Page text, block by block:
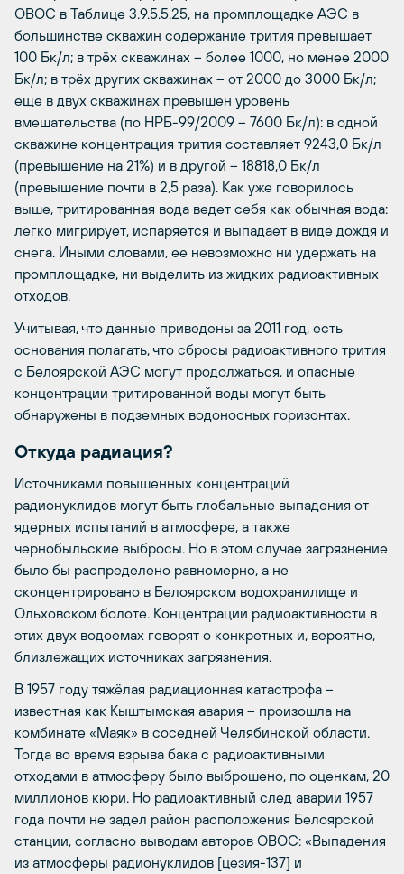
ОВОС в Таблице 3.9.5.5.25, на промплощадке АЭС в
большинстве скважин содержание трития превышает
100 Бк/л; в трёх скважинах – более 1000, но менее 2000
Бк/л; в трёх других скважинах – от 2000 до 3000 Бк/л;
еще в двух скважинах превышен уровень
вмешательства (по НРБ-99/2009 – 7600 Бк/л): в одной
скважине концентрация трития составляет 9243,0 Бк/л
(превышение на 21%) и в другой – 18818,0 Бк/л
(превышение почти в 2,5 раза). Как уже говорилось
выше, тритированная вода ведет себя как обычная вода:
легко мигрирует, испаряется и выпадает в виде дождя и
снега. Иными словами, ее невозможно ни удержать на
промплощадке, ни выделить из жидких радиоактивных
отходов.
Учитывая, что данные приведены за 2011 год, есть
основания полагать, что сбросы радиоактивного трития
с Белоярской АЭС могут продолжаться, и опасные
концентрации тритированной воды могут быть
обнаружены в подземных водоносных горизонтах.
Откуда радиация?
Источниками повышенных концентраций
радионуклидов могут быть глобальные выпадения от
ядерных испытаний в атмосфере, а также
чернобыльские выбросы. Но в этом случае загрязнение
было бы распределено равномерно, а не
сконцентрировано в Белоярском водохранилище и
Ольховском болоте. Концентрации радиоактивности в
этих двух водоемах говорят о конкретных и, вероятно,
близлежащих источниках загрязнения.
В 1957 году тяжёлая радиационная катастрофа –
известная как Кыштымская авария – произошла на
комбинате «Маяк» в соседней Челябинской области.
Тогда во время взрыва бака с радиоактивными
отходами в атмосферу было выброшено, по оценкам, 20
миллионов кюри. Но радиоактивный след аварии 1957
года почти не задел район расположения Белоярской
станции, согласно выводам авторов ОВОС: «Выпадения
из атмосферы радионуклидов [цезия-137] и